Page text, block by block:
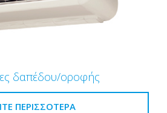
δαπέδου/οροφής
ΠΕΡΙΣΣΌΤΕΡΑ